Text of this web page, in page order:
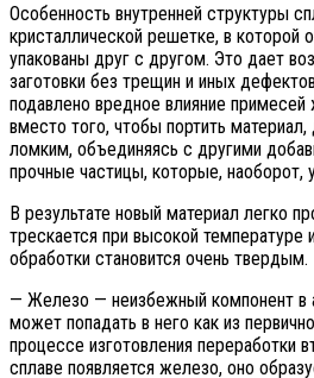
Особенность внутренней структуры
кристаллической решетке, в которой
упакованы друг с другом. Это дает
заготовки без трещин и иных
подавлено вредное влияние
вместо того, чтобы портить материал,
ломким, объединяясь с другими
прочные частицы, которые, наоборот,
В результате новый материал легко
трескается при высокой температуре
обработки становится очень твердым.
— Железо — неизбежный компонент в
может попадать в него как из
процессе изготовления переработки
сплаве появляется железо, оно